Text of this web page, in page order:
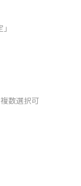
複数選択可